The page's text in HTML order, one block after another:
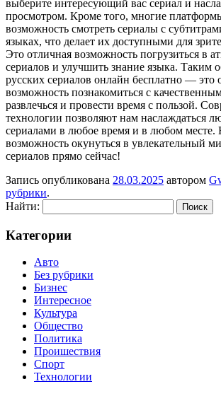
выберите интересующий вас сериал и
просмотром. Кроме того, многие
возможность смотреть сериалы с
языках, что делает их доступными для
Это отличная возможность погрузиться в
сериалов и улучшить знание языка. Таким
русских сериалов онлайн бесплатно — это
возможность познакомиться с
развлечься и провести время с пользой.
технологии позволяют нам наслаждаться
сериалами в любое время и в любом месте.
возможность окунуться в увлекательный
сериалов прямо сейчас!
Запись опубликована 28.03.2025 автором
рубрики.
Найти:
Категории
Авто
Без рубрики
Бизнес
Интересное
Культура
Общество
Политика
Проишествия
Спорт
Технологии